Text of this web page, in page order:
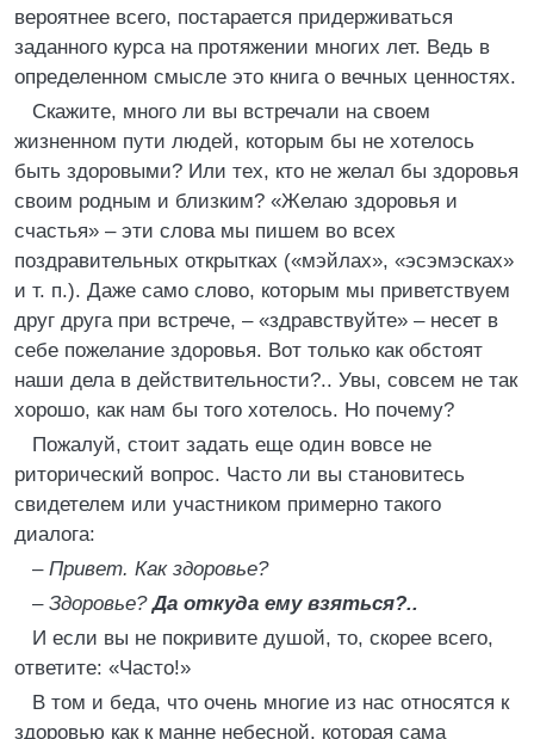
вероятнее всего, постарается придерживаться
заданного курса на протяжении многих лет. Ведь в
определенном смысле это книга о вечных ценностях.
Скажите, много ли вы встречали на своем
жизненном пути людей, которым бы не хотелось
быть здоровыми? Или тех, кто не желал бы здоровья
своим родным и близким? «Желаю здоровья и
счастья» – эти слова мы пишем во всех
поздравительных открытках («мэйлах», «эсэмэсках»
и т. п.). Даже само слово, которым мы приветствуем
друг друга при встрече, – «здравствуйте» – несет в
себе пожелание здоровья. Вот только как обстоят
наши дела в действительности?.. Увы, совсем не так
хорошо, как нам бы того хотелось. Но почему?
Пожалуй, стоит задать еще один вовсе не
риторический вопрос. Часто ли вы становитесь
свидетелем или участником примерно такого
диалога:
– Привет. Как здоровье?
– Здоровье?Да откуда ему взяться?..
И если вы не покривите душой, то, скорее всего,
ответите: «Часто!»
В том и беда, что очень многие из нас относятся к
здоровью как к манне небесной, которая сама